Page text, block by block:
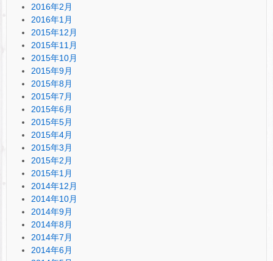
2016年2月
2016年1月
2015年12月
2015年11月
2015年10月
2015年9月
2015年8月
2015年7月
2015年6月
2015年5月
2015年4月
2015年3月
2015年2月
2015年1月
2014年12月
2014年10月
2014年9月
2014年8月
2014年7月
2014年6月